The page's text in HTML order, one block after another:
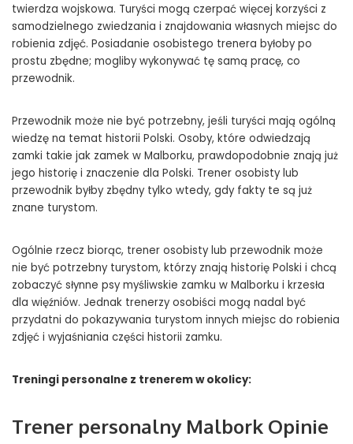
twierdza wojskowa. Turyści mogą czerpać więcej korzyści z
samodzielnego zwiedzania i znajdowania własnych miejsc do
robienia zdjęć. Posiadanie osobistego trenera byłoby po
prostu zbędne; mogliby wykonywać tę samą pracę, co
przewodnik.
Przewodnik może nie być potrzebny, jeśli turyści mają ogólną
wiedzę na temat historii Polski. Osoby, które odwiedzają
zamki takie jak zamek w Malborku, prawdopodobnie znają już
jego historię i znaczenie dla Polski. Trener osobisty lub
przewodnik byłby zbędny tylko wtedy, gdy fakty te są już
znane turystom.
Ogólnie rzecz biorąc, trener osobisty lub przewodnik może
nie być potrzebny turystom, którzy znają historię Polski i chcą
zobaczyć słynne psy myśliwskie zamku w Malborku i krzesła
dla więźniów. Jednak trenerzy osobiści mogą nadal być
przydatni do pokazywania turystom innych miejsc do robienia
zdjęć i wyjaśniania części historii zamku.
Treningi personalne z trenerem w okolicy:
Trener personalny Malbork Opinie